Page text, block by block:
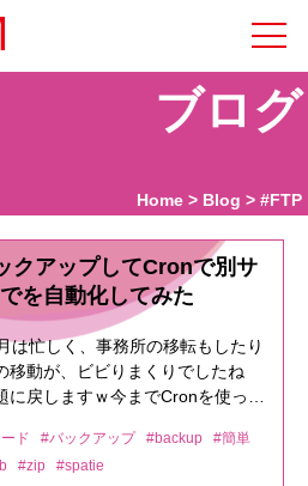
ブログ
Home Blog #FTP
クアップしてCronで別サ
を自動化してみた
は忙しく、事務所の移転もしたり
移動が、ビビりまくりでしたね
に戻しますｗ今までCronを使って
クアップ方法がありましたので、
す！！//SSHで下記実行(Laravel
ド #バックアップ #backup
#簡単
#zip #spatie